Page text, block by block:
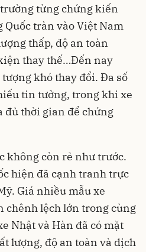
từng chứng kiến
tràn vào Việt Nam
thấp, độ an toàn
thay thế…Đến nay
khó thay đổi. Đa số
tin tưởng, trong khi xe
đủ thời gian để chứng
không còn rẻ như trước.
hiện đã cạnh tranh trực
Giá nhiều mẫu xe
chênh lệch lớn trong cùng
Nhật và Hàn đã có mặt
lượng, độ an toàn và dịch